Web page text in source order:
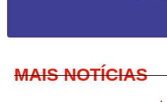
MAIS NOTÍCIAS